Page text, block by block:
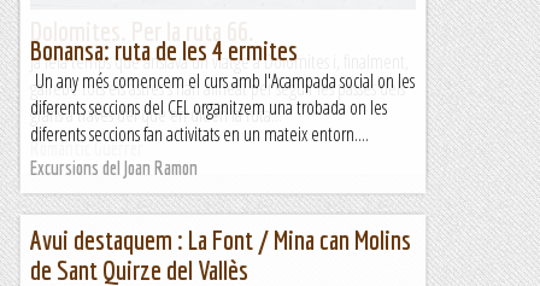
Ja feia temps que ansiava un viatge a Dolomites i, finalment,
gairebé tots els astres s'han alineat per seguir les passes dels
grans a traves del que en diuen la ruta...
Romàntic Guerrer
Bonansa: ruta de les 4 ermites
Un any més comencem el curs amb l'Acampada social on les
diferents seccions del CEL organitzem una trobada on les
diferents seccions fan activitats en un mateix entorn....
Excursions del Joan Ramon
Avui destaquem : La Font / Mina can Molins
de Sant Quirze del Vallès